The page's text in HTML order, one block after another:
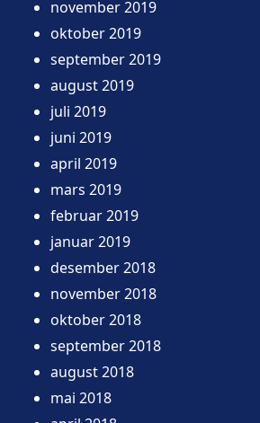
november 2019
oktober 2019
september 2019
august 2019
juli 2019
juni 2019
april 2019
mars 2019
februar 2019
januar 2019
desember 2018
november 2018
oktober 2018
september 2018
august 2018
mai 2018